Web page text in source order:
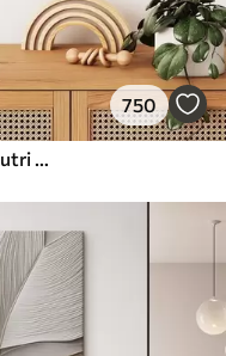
750
Cerchi in rilievo e un ramo in toni neutri caldi